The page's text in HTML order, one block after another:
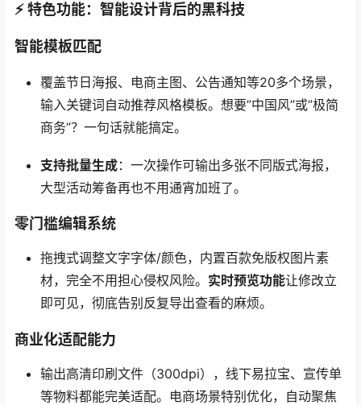
⚡ 特色功能：智能设计背后的黑科技
智能模板匹配
覆盖节日海报、电商主图、公告通知等20多个场景，
输入关键词自动推荐风格模板。想要”中国风”或”极简
商务”？一句话就能搞定。
支持批量生成：一次操作可输出多张不同版式海报，
大型活动筹备再也不用通宵加班了。
零门槛编辑系统
拖拽式调整文字字体/颜色，内置百款免版权图片素
材，完全不用担心侵权风险。 实时预览功能让修改立
即可见，彻底告别反复导出查看的麻烦。
商业化适配能力
输出高清印刷文件（300dpi），线下易拉宝、宣传单
等物料都能完美适配。电商场景特别优化，自动聚焦